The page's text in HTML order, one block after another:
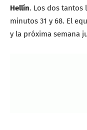
Hellín. Los dos tantos
minutos 31 y 68. El
y la próxima semana